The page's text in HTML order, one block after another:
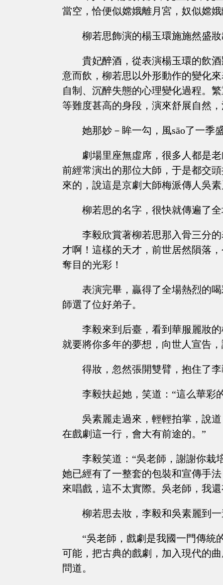
當空，恰便似嫦娥離月宮，奴似嫦
柳若思飾演的楊玉環施施然盛
貴妃醉酒，從表演楊玉環的飲
意而飲，柳若思以外形動作的變化
自制、沉醉失態的心理變化過程。
等難度甚高的身段，演來舒展自然
她那妙－眸一勾，風sāo了一季
劇場里座無虛席，很多人都是
前經常演出的那位大師，于是都交
來的，說這是京劇大師梅派傳人吳
柳若思的名字，很快就傳遍了
李毅欣賞著柳若思那入骨三分
才啊！這樣的天才，前世居然隕落
奪目的光彩！
表演完畢，贏得了全場熱烈的
師選了位好弟子。
李毅來到后臺，看到華服麗妝
就要將你多年的夢想，向世人宣告
得妝，忽然張開雙臂，抱住了
李毅扶起她，笑道：“這么華彩
吳素麗走過來，輕輕拍掌，說
在戲劇這一行，會大有前途的。”
李毅笑道：“吳老師，謝謝你栽
她已經有了一整套的包裝和宣傳手
來唱戲，這不太實際。吳老師，我
柳若思去妝，李毅和吳素麗到
“吳老師，戲劇是我國一門傳統
可能，把古典的戲劇，加入現代的
問道。